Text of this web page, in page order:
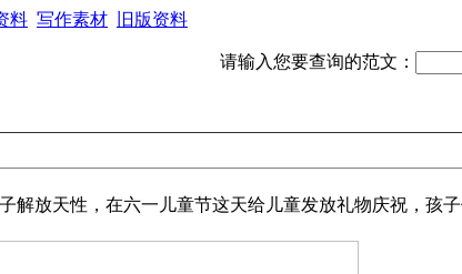
料 写作素材 旧版资料
请输入您要查询的范文：
解放天性，在六一儿童节这天给儿童发放礼物庆祝，孩